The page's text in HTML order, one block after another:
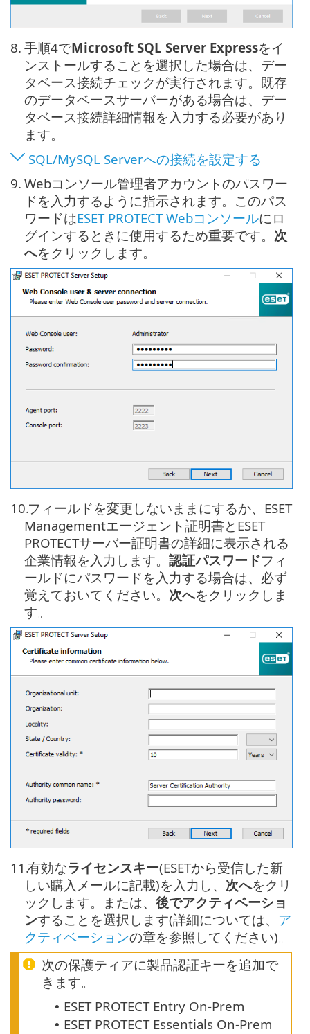
8. 手順4でMicrosoft SQL Server Expressをイ
ンストールすることを選択した場合は、デー
タベース接続チェックが実行されます。既存
のデータベースサーバーがある場合は、デー
タベース接続詳細情報を入力する必要があり
ます。
SQL/MySQL Serverへの接続を設定する
9. Webコンソール管理者アカウントのパスワー
ドを入力するように指示されます。このパス
ワードはESET PROTECT Webコンソールにロ
グインするときに使用するため重要です。 次
へをクリックします。
10.フィールドを変更しないままにするか、ESET
Managementエージェント証明書とESET
PROTECTサーバー証明書の詳細に表示される
企業情報を入力します。 認証パスワードフィ
ールドにパスワードを入力する場合は、必ず
覚えておいてください。 次へをクリックしま
す。
11.有効なライセンスキー(ESETから受信した新
しい購入メールに記載)を入力し、 次へをクリ
ックします。または、 後でアクティベーショ
ンすることを選択します(詳細については、 ア
クティベーションの章を参照してください)。
次の保護ティアに製品認証キーを追加で
きます。
• ESET PROTECT Entry On-Prem
• ESET PROTECT Essentials On-Prem